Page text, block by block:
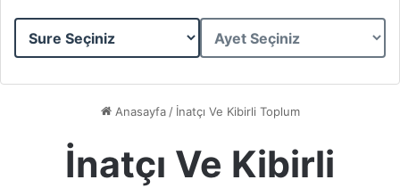
Sure
Ayet
Anasayfa / İnatçı Ve Kibirli Toplum
İnatçı Ve Kibirli